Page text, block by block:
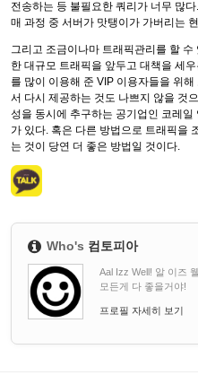
전송하는 등 불필요한 쿼리가 너무 많
매 과정 중 서버가 맛탱이가 가버리는
그리고 조금이나마 트래픽관리를 할
한 대규모 트래픽을 앞두고 대책을 세
를 많이 이용해 준 VIP 이용자들을 위
서 다시 제공하는 것도 나쁘지 않을 것
성을 동시에 추구하는 공기업인 코레
가 있다. 혹은 다른 방법으로 트래픽을
는 것이 당연 더 좋은 방법일 것이다.
Who's 컴토피아
Aal Izz Well! 알 이즈
모든게 다 좋을거야!
프로필 자세히 보기